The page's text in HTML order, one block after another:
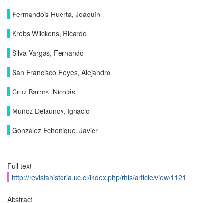
Fermandois Huerta, Joaquín
Krebs Wilckens, Ricardo
Silva Vargas, Fernando
San Francisco Reyes, Alejandro
Cruz Barros, Nicolás
Muñoz Delaunoy, Ignacio
González Echenique, Javier
Full text
http://revistahistoria.uc.cl/index.php/rhis/article/view/1121
Abstract